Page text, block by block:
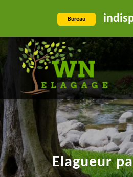
Bureau
Elagueur